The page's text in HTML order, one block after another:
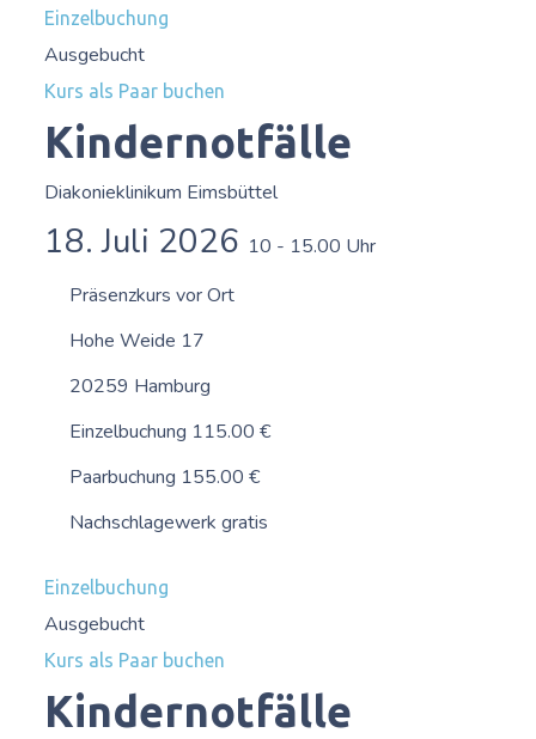
Einzelbuchung
Ausgebucht
Kurs als Paar buchen
Kindernotfälle
Diakonieklinikum Eimsbüttel
18. Juli 2026 10 - 15.00 Uhr
Präsenzkurs vor Ort
Hohe Weide 17
20259 Hamburg
Einzelbuchung 115.00 €
Paarbuchung 155.00 €
Nachschlagewerk gratis
Einzelbuchung
Ausgebucht
Kurs als Paar buchen
Kindernotfälle